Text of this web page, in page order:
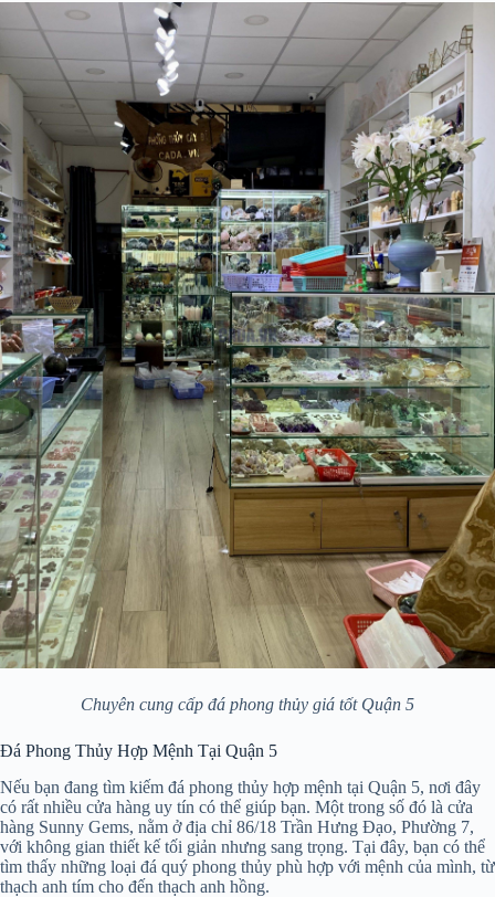
Chuyên cung cấp đá phong thủy giá tốt Quận 5
Đá Phong Thủy Hợp Mệnh Tại Quận 5
Nếu bạn đang tìm kiếm đá phong thủy hợp mệnh tại Quận 5, nơi đây
có rất nhiều cửa hàng uy tín có thể giúp bạn. Một trong số đó là cửa
hàng Sunny Gems, nằm ở địa chỉ 86/18 Trần Hưng Đạo, Phường 7,
với không gian thiết kế tối giản nhưng sang trọng. Tại đây, bạn có thể
tìm thấy những loại đá quý phong thủy phù hợp với mệnh của mình, từ
thạch anh tím cho đến thạch anh hồng.